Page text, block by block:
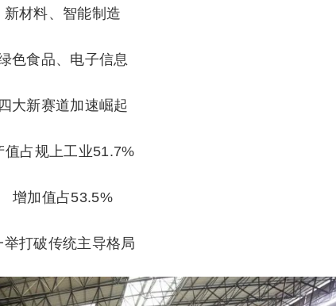
新材料、智能制造
色食品、电子信息
大新赛道加速崛起
值占规上工业51.7%
增加值占53.5%
举打破传统主导格局